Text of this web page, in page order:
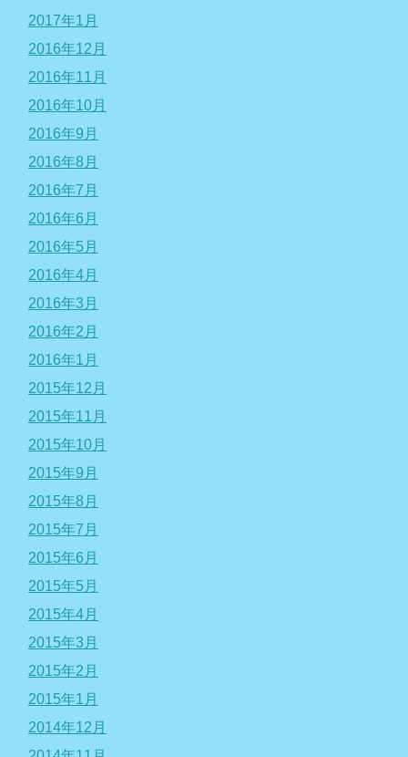
2017年1月
2016年12月
2016年11月
2016年10月
2016年9月
2016年8月
2016年7月
2016年6月
2016年5月
2016年4月
2016年3月
2016年2月
2016年1月
2015年12月
2015年11月
2015年10月
2015年9月
2015年8月
2015年7月
2015年6月
2015年5月
2015年4月
2015年3月
2015年2月
2015年1月
2014年12月